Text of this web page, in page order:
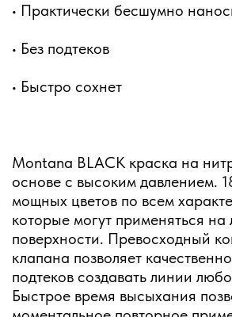
• Практически бесшумно
• Без подтеков
• Быстро сохнет
Montana BLACK краска на
основе с высоким давлением.
мощных цветов по всем
которые могут применяться на
поверхности. Превосходный
клапана позволяет
подтеков создавать линии
Быстрое время высыхания